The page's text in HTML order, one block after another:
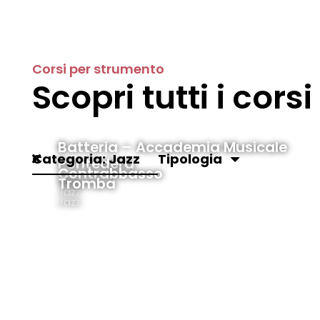
Corsi per strumento
Scopri tutti i
Categoria Jazz Tipologia
Batteria – Accademia Musicale
Pontedera
Jazz
Contrabbasso
Jazz
Tromba
Jazz